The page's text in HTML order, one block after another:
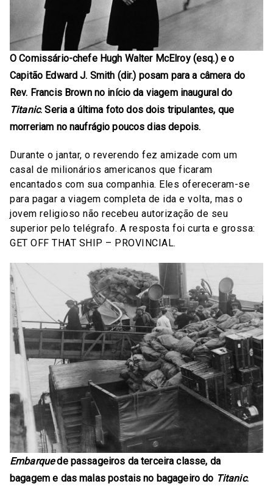
O Comissário-chefe Hugh Walter McElroy (esq.) e o
Capitão Edward J. Smith (dir.) posam para a câmera do
Rev. Francis Brown no início da viagem inaugural do
Titanic. Seria a última foto dos dois tripulantes, que
morreriam no naufrágio poucos dias depois.
Durante o jantar, o reverendo fez amizade com um
casal de milionários americanos que ficaram
encantados com sua companhia. Eles ofereceram-se
para pagar a viagem completa de ida e volta, mas o
jovem religioso não recebeu autorização de seu
superior pelo telégrafo. A resposta foi curta e grossa:
GET OFF THAT SHIP – PROVINCIAL.
Embarquede passageiros da terceira classe, da
bagagem e das malas postais no bagageiro do Titanic.